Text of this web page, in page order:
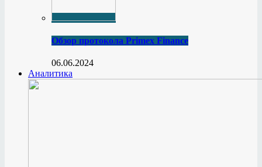
Обзор протокола Primex Finance
06.06.2024
Аналитика